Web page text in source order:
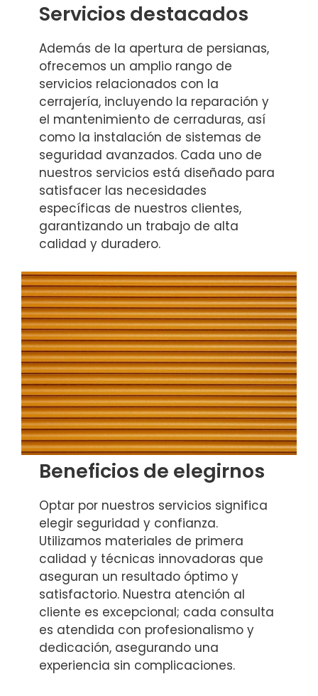
Servicios destacados
Además de la apertura de persianas,
ofrecemos un amplio rango de
servicios relacionados con la
cerrajería, incluyendo la reparación y
el mantenimiento de cerraduras, así
como la instalación de sistemas de
seguridad avanzados. Cada uno de
nuestros servicios está diseñado para
satisfacer las necesidades
específicas de nuestros clientes,
garantizando un trabajo de alta
calidad y duradero.
Beneficios de elegirnos
Optar por nuestros servicios significa
elegir seguridad y confianza.
Utilizamos materiales de primera
calidad y técnicas innovadoras que
aseguran un resultado óptimo y
satisfactorio. Nuestra atención al
cliente es excepcional; cada consulta
es atendida con profesionalismo y
dedicación, asegurando una
experiencia sin complicaciones.